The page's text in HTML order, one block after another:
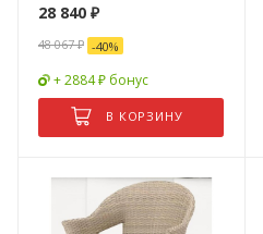
28 840 ₽
48 067₽ -40%
+ 2884 ₽ бонус
В КОРЗИНУ